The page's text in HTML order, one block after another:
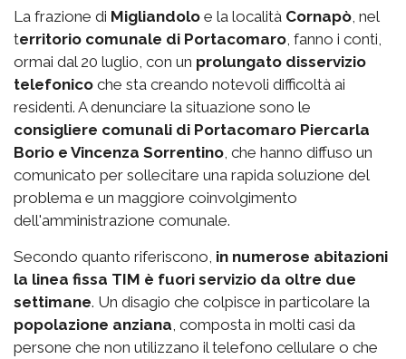
La frazione di Migliandolo e la località Cornapò , nel
territorio comunale di Portacomaro , fanno i conti,
ormai dal 20 luglio, con un prolungato disservizio
telefonico che sta creando notevoli difficoltà ai
residenti. A denunciare la situazione sono le
consigliere comunali di Portacomaro Piercarla
Borio e Vincenza Sorrentino , che hanno diffuso un
comunicato per sollecitare una rapida soluzione del
problema e un maggiore coinvolgimento
dell'amministrazione comunale.
Secondo quanto riferiscono, in numerose abitazioni
la linea fissa TIM è fuori servizio da oltre due
settimane. Un disagio che colpisce in particolare la
popolazione anziana , composta in molti casi da
persone che non utilizzano il telefono cellulare o che